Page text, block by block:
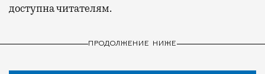
доступна читателям.
ПРОДОЛЖЕНИЕ НИЖЕ